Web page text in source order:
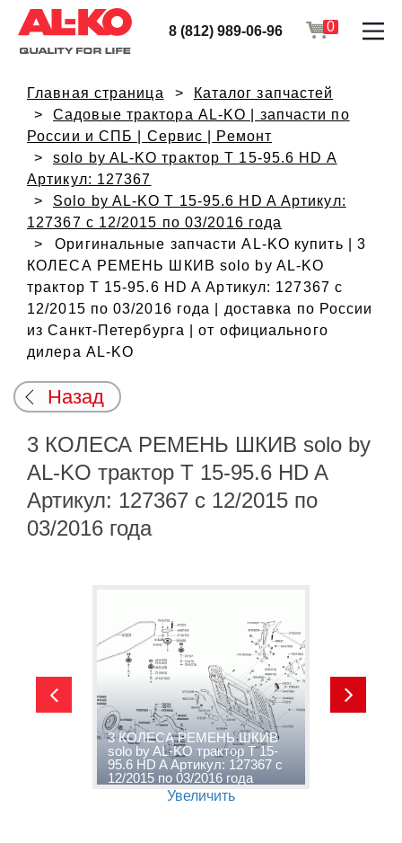
8 (812) 989-06-96 0
Главная страница
Каталог запчастей
Садовые трактора AL-KO | запчасти по
России и СПБ | Сервис | Ремонт
solo by AL-KO трактор T 15-95.6 HD A
Артикул: 127367
Solo by AL-KO T 15-95.6 HD A Артикул:
127367 с 12/2015 по 03/2016 года
Оригинальные запчасти AL-KO купить | 3
КОЛЕСА РЕМЕНЬ ШКИВ solo by AL-KO
трактор T 15-95.6 HD A Артикул: 127367 с
12/2015 по 03/2016 года | доставка по России
из Санкт-Петербурга | от официального
дилера AL-KO
Назад
3 КОЛЕСА РЕМЕНЬ ШКИВ solo by
AL-KO трактор T 15-95.6 HD A
Артикул: 127367 с 12/2015 по
03/2016 года
3 КОЛЕСА РЕМЕНЬ ШКИВ
solo by AL-KO трактор T 15-
95.6 HD A Артикул: 127367 с
12/2015 по 03/2016 года
Увеличить